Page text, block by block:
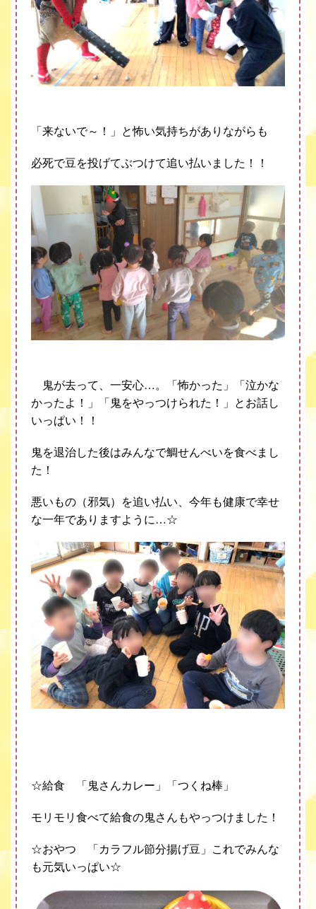
「来ないで～！」と怖い気持ちがありながらも
必死で豆を投げてぶつけて追い払いました！！
鬼が去って、一安心…。「怖かった」「泣かな
かったよ！」「鬼をやっつけられた！」とお話し
いっぱい！！
鬼を退治した後はみんなで鯛せんべいを食べまし
た！
悪いもの（邪気）を追い払い、今年も健康で幸せ
な一年でありますように…☆
☆給食 「鬼さんカレー」「つくね棒」
モリモリ食べて給食の鬼さんもやっつけました！
☆おやつ 「カラフル節分揚げ豆」 これでみんな
も元気いっぱい☆